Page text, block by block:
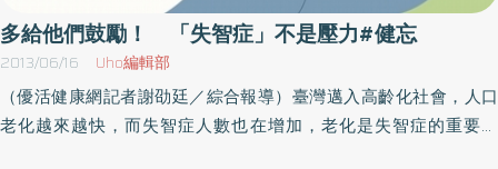
多給他們鼓勵！ 「失智症」不是壓力#健忘
2013/06/16 Uho編輯部
（優活健康網記者謝劭廷／綜合報導）臺灣邁入高齡化社會，人口
老化越來越快，而失智症人數也在增加，老化是失智症的重要因